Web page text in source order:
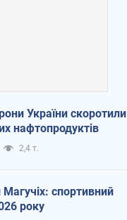
України скоротили
нафтопродуктів
2,4 т.
спортивний
року